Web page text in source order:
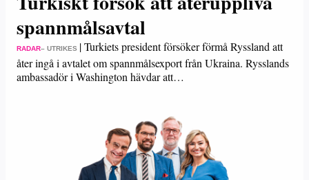
spannmålsavtal
RADAR– UTRIKES |Turkiets president försöker förmå Ryssland att
åter ingå i avtalet om spannmålsexport från Ukraina. Rysslands
ambassadör i Washington hävdar att…